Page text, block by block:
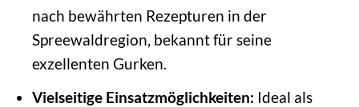
nach bewährten Rezepturen in der
Spreewaldregion, bekannt für seine
exzellenten Gurken.
Vielseitige Einsatzmöglichkeiten: Ideal als